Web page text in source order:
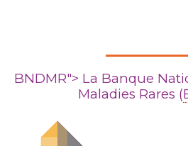
BNDMR"> La Banque
Maladies Rares (